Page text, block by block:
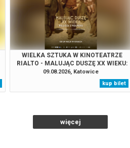
WIELKA SZTUKA W KINOTEATRZE
RIALTO - MALUJĄC DUSZĘ XX WIEKU:
PELLIZZA Z VOLPEDO
09.08.2026, Katowice
kup bilet
więcej